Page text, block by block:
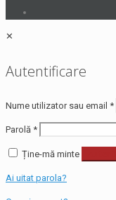
✕
Autentificare
Nume utilizator sau email *
Parolă *
Ține-mă minte
Ai uitat parola?